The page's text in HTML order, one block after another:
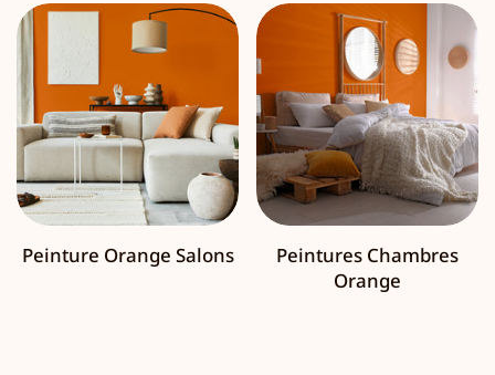
Peinture Orange Salons
Peintures Chambres
Orange